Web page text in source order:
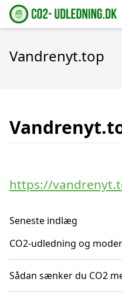
Vandrenyt.top
https://
Seneste indlæg
CO2-udledning og
Sådan sænker du CO2